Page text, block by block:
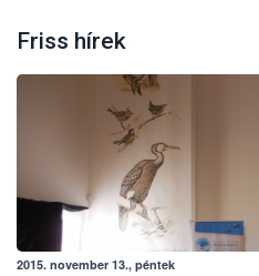
Friss hírek
2015. november 13., péntek